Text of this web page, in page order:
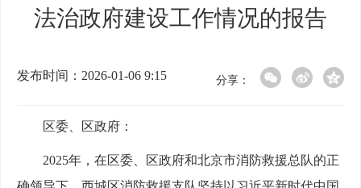
法治政府建设工作情况的报告
发布时间：2026-01-06 9:15 分享：
区委、区政府：
2025年，在区委、区政府和北京市消防救援总队的正